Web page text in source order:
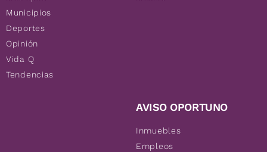
Municipios
Deportes
Opinión
Vida Q
Tendencias
AVISO OPORTUNO
Inmuebles
Empleos